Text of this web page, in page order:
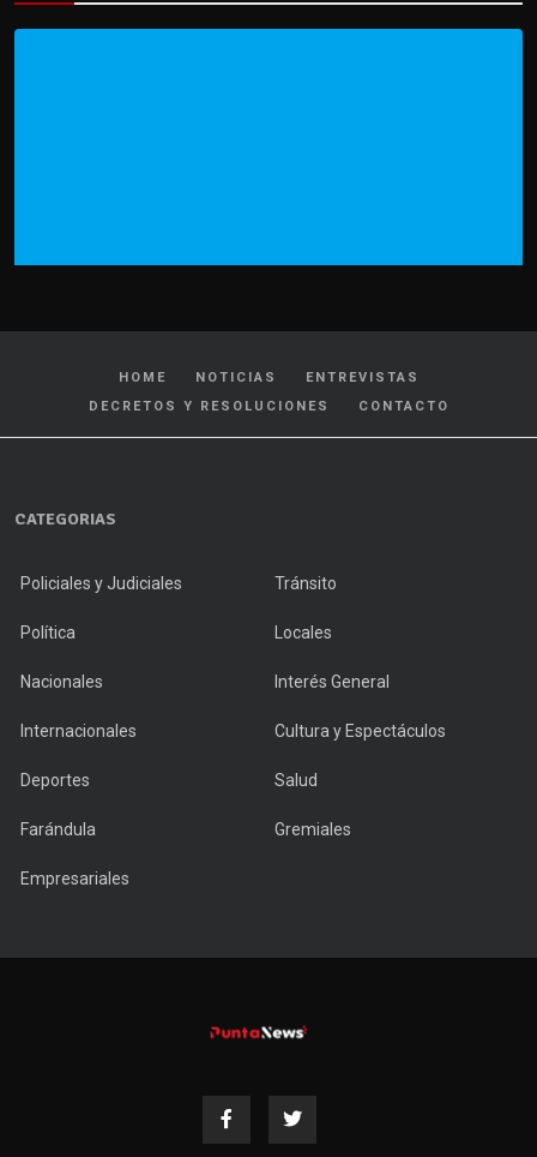
HOME NOTICIAS
ENTREVISTAS
DECRETOS Y RESOLUCIONES
CONTACTO
CATEGORIAS
Policiales y Judiciales Tránsito
Política Locales
Nacionales Interés General
Internacionales Cultura y Espectáculos
Deportes Salud
Farándula Gremiales
Empresariales